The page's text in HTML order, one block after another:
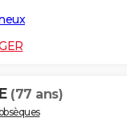
(77 ans)